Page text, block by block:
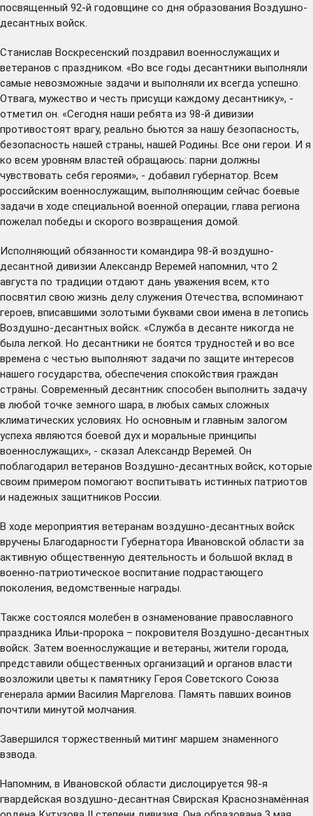
посвященный 92-й годовщине со дня образования Воздушно-
десантных войск.
Станислав Воскресенский поздравил военнослужащих и
ветеранов с праздником. «Во все годы десантники выполняли
самые невозможные задачи и выполняли их всегда успешно.
Отвага, мужество и честь присущи каждому десантнику», -
отметил он. «Сегодня наши ребята из 98-й дивизии
противостоят врагу, реально бьются за нашу безопасность,
безопасность нашей страны, нашей Родины. Все они герои. И я
ко всем уровням властей обращаюсь: парни должны
чувствовать себя героями», - добавил губернатор. Всем
российским военнослужащим, выполняющим сейчас боевые
задачи в ходе специальной военной операции, глава региона
пожелал победы и скорого возвращения домой.
Исполняющий обязанности командира 98-й воздушно-
десантной дивизии Александр Веремей напомнил, что 2
августа по традиции отдают дань уважения всем, кто
посвятил свою жизнь делу служения Отечества, вспоминают
героев, вписавшими золотыми буквами свои имена в летопись
Воздушно-десантных войск. «Служба в десанте никогда не
была легкой. Но десантники не боятся трудностей и во все
времена с честью выполняют задачи по защите интересов
нашего государства, обеспечения спокойствия граждан
страны. Современный десантник способен выполнить задачу
в любой точке земного шара, в любых самых сложных
климатических условиях. Но основным и главным залогом
успеха являются боевой дух и моральные принципы
военнослужащих», - сказал Александр Веремей. Он
поблагодарил ветеранов Воздушно-десантных войск, которые
своим примером помогают воспитывать истинных патриотов
и надежных защитников России.
В ходе мероприятия ветеранам воздушно-десантных войск
вручены Благодарности Губернатора Ивановской области за
активную общественную деятельность и большой вклад в
военно-патриотическое воспитание подрастающего
поколения, ведомственные награды.
Также состоялся молебен в ознаменование православного
праздника Ильи-пророка – покровителя Воздушно-десантных
войск. Затем военнослужащие и ветераны, жители города,
представили общественных организаций и органов власти
возложили цветы к памятнику Героя Советского Союза
генерала армии Василия Маргелова. Память павших воинов
почтили минутой молчания.
Завершился торжественный митинг маршем знаменного
взвода.
Напомним, в Ивановской области дислоцируется 98-я
гвардейская воздушно-десантная Свирская Краснознамённая